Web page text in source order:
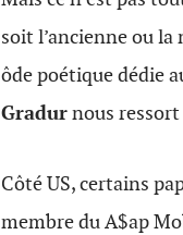
soit l’ancienne ou
ôde poétique dédie
Gradurnous
Côté US, certains
membre du A$ap